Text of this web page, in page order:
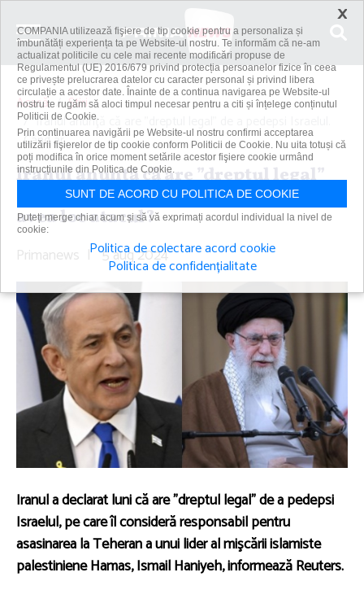
Acasă
Știri
Iranul anunţă că are ”dreptul legal” de a pedepsi Israelul.
Când ar...
Iranul anunţă că are ”dreptul legal”
de a pedepsi Israelul. Când ar putea
avea loc atacul?
Primanews | 5 aug 2024
Iranul a declarat luni că are "dreptul legal" de a pedepsi
Israelul, pe care îl consideră responsabil pentru
asasinarea la Teheran a unui lider al mişcării islamiste
palestiniene Hamas, Ismail Haniyeh, informează Reuters.
×
COMPANIA utilizează fişiere de tip cookie pentru a personaliza și
îmbunătăți experiența ta pe Website-ul nostru. Te informăm că ne-am
actualizat politicile cu cele mai recente modificări propuse de
Regulamentul (UE) 2016/679 privind protecția persoanelor fizice în ceea
ce privește prelucrarea datelor cu caracter personal și privind libera
circulație a acestor date. Înainte de a continua navigarea pe Website-ul
nostru te rugăm să aloci timpul necesar pentru a citi și înțelege conținutul
Politicii de Cookie.
Prin continuarea navigării pe Website-ul nostru confirmi acceptarea
utilizării fişierelor de tip cookie conform Politicii de Cookie. Nu uita totuși că
poți modifica în orice moment setările acestor fişiere cookie urmând
instrucțiunile din Politica de Cookie.
SUNT DE ACORD CU POLITICA DE COOKIE
Puteți merge chiar acum și să vă exprimați acordul individual la nivel de
cookie:
Politica de colectare acord cookie
Politica de confidențialitate